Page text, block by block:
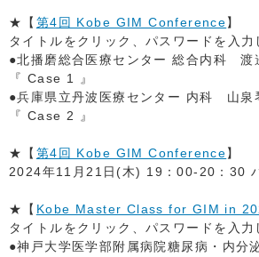
★【 第4回 Kobe GIM Conference】
タイトルをクリック、パスワードを入
●北播磨総合医療センター 総合内科 渡
『 Case 1 』
●兵庫県立丹波医療センター 内科 山泉
『 Case 2 』
★【 第4回 Kobe GIM Conference】
2024年11月21日(木) 19：00-20：30
★【 Kobe Master Class for GIM in
タイトルをクリック、パスワードを入
●神戸大学医学部附属病院糖尿病・内